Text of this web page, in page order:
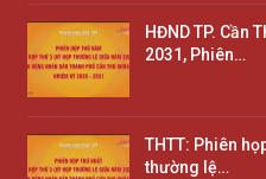
HĐND TP. Cần
2031, Phiên…
THTT: Phiên
thường lệ…